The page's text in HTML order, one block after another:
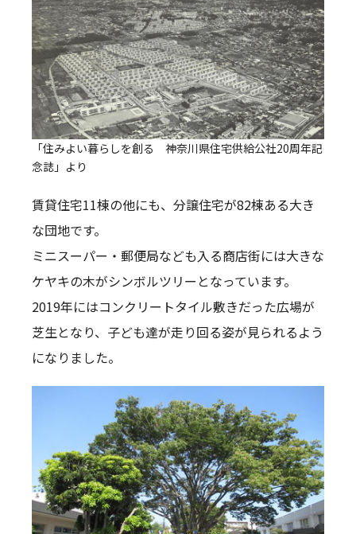
「住みよい暮らしを創る 神奈川県住宅供給公社20周年記
念誌」より
賃貸住宅11棟の他にも、分譲住宅が82棟ある大き
な団地です。
ミニスーパー・郵便局なども入る商店街には大きな
ケヤキの木がシンボルツリーとなっています。
2019年にはコンクリートタイル敷きだった広場が
芝生となり、子ども達が走り回る姿が見られるよう
になりました。